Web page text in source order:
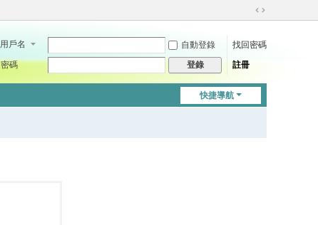
切
到
用戶名 自動登錄
找回密碼
密碼
登錄 註冊
快捷導航